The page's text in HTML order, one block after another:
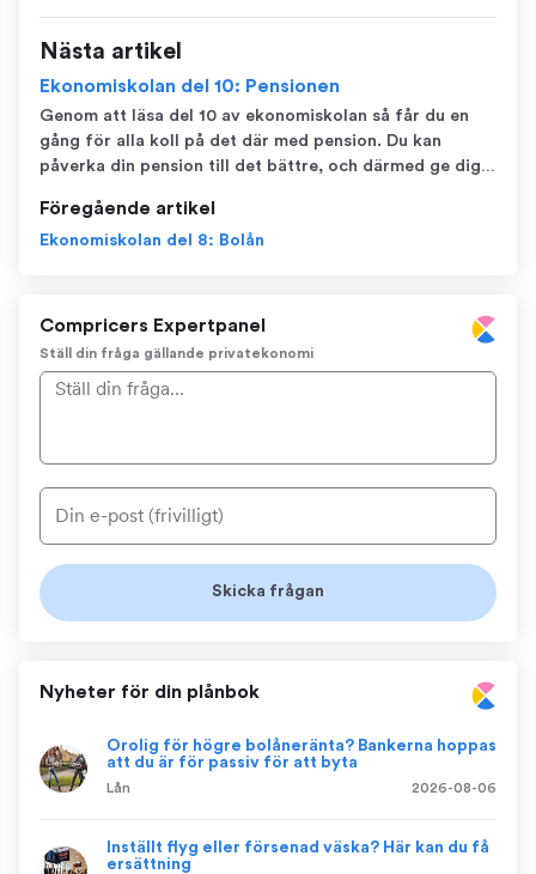
Nästa artikel
Ekonomiskolan del 10: Pensionen
Genom att läsa del 10 av ekonomiskolan så får du en
gång för alla koll på det där med pension. Du kan
påverka din pension till det bättre, och därmed ge dig
Föregående artikel
Ekonomiskolan del 8: Bolån
Compricers Expertpanel
Ställ din fråga gällande privatekonomi
Nyheter för din plånbok
Orolig för högre bolåneränta? Bankerna hoppas
att du är för passiv för att byta
Lån 2026-08-06
Inställt flyg eller försenad väska? Här kan du få
ersättning